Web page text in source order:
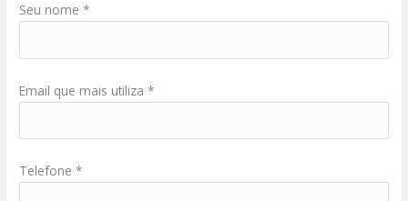
Seu nome *
Email que mais utiliza *
Telefone *